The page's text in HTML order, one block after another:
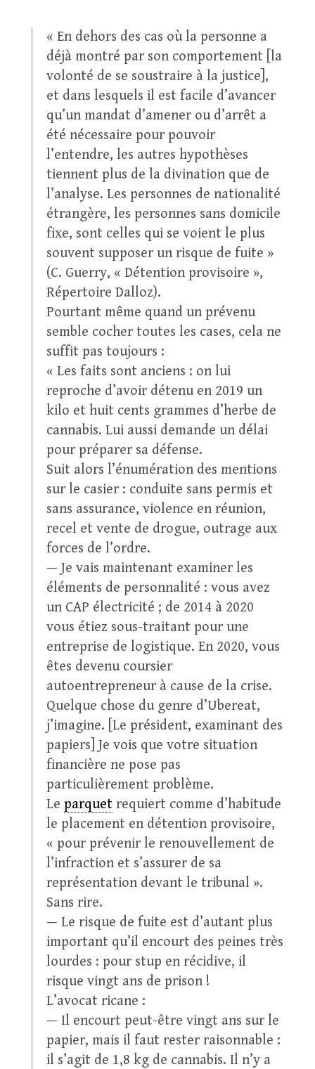
« En dehors des cas où la personne a
déjà montré par son comportement [la
volonté de se soustraire à la justice],
et dans lesquels il est facile d’avancer
qu’un mandat d’amener ou d’arrêt a
été nécessaire pour pouvoir
l’entendre, les autres hypothèses
tiennent plus de la divination que de
l’analyse. Les personnes de nationalité
étrangère, les personnes sans domicile
fixe, sont celles qui se voient le plus
souvent supposer un risque de fuite »
(C. Guerry, « Détention provisoire »,
Répertoire Dalloz).
Pourtant même quand un prévenu
semble cocher toutes les cases, cela ne
suffit pas toujours :
« Les faits sont anciens : on lui
reproche d’avoir détenu en 2019 un
kilo et huit cents grammes d’herbe de
cannabis. Lui aussi demande un délai
pour préparer sa défense.
Suit alors l’énumération des mentions
sur le casier : conduite sans permis et
sans assurance, violence en réunion,
recel et vente de drogue, outrage aux
forces de l’ordre.
— Je vais maintenant examiner les
éléments de personnalité : vous avez
un CAP électricité ; de 2014 à 2020
vous étiez sous-traitant pour une
entreprise de logistique. En 2020, vous
êtes devenu coursier
autoentrepreneur à cause de la crise.
Quelque chose du genre d’Ubereat,
j’imagine. [Le président, examinant des
papiers] Je vois que votre situation
financière ne pose pas
particulièrement problème.
Le parquet requiert comme d’habitude
le placement en détention provisoire,
« pour prévenir le renouvellement de
l’infraction et s’assurer de sa
représentation devant le tribunal ».
Sans rire.
— Le risque de fuite est d’autant plus
important qu’il encourt des peines très
lourdes : pour stup en récidive, il
risque vingt ans de prison !
L’avocat ricane :
— Il encourt peut-être vingt ans sur le
papier, mais il faut rester raisonnable :
il s’agit de 1,8 kg de cannabis. Il n’y a